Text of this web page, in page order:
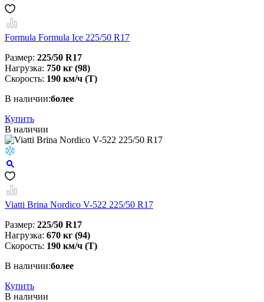
Formula Formula Ice 225/50 R17
Размер: 225/50 R17
Нагрузка: 750 кг (98)
Скорость: 190 км/ч (T)
В наличии:более
Купить
В наличии
Viatti Brina Nordico V-522 225/50 R17
Размер: 225/50 R17
Нагрузка: 670 кг (94)
Скорость: 190 км/ч (T)
В наличии:более
Купить
В наличии